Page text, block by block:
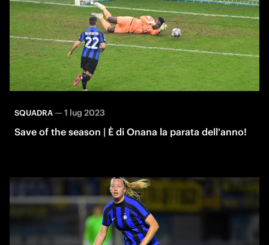
SQUADRA— 1 lug 2023
Save of the season | È di Onana la parata dell'anno!